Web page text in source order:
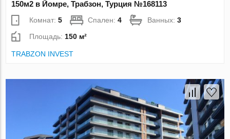
150м2 в Йомре, Трабзон, Турция №168113
Комнат:5 Спален:4 Ванных:3
Площадь: 150 м²
TRABZON INVEST